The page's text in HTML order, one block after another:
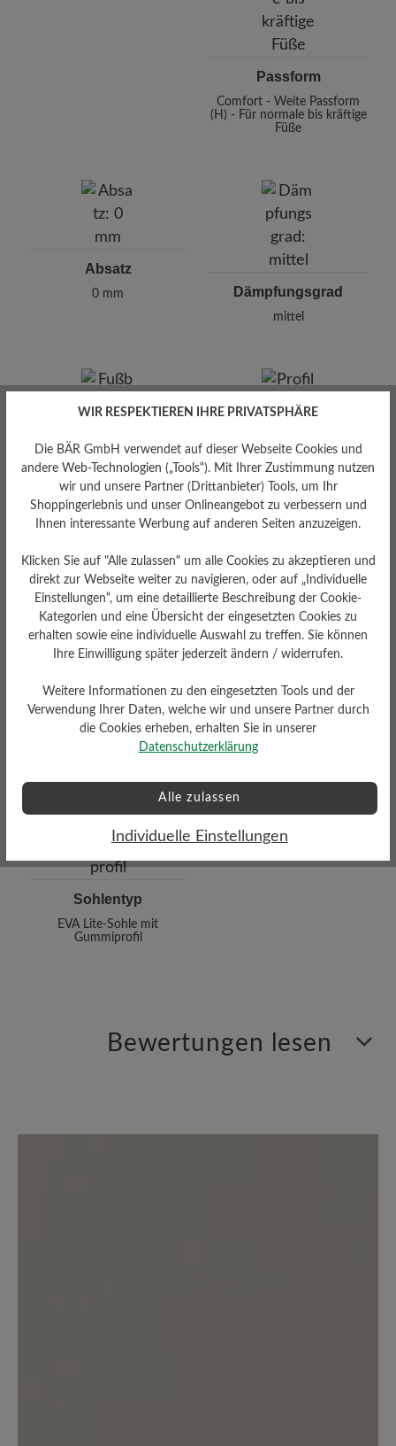
Passform
Comfort - Weite Passform
(H) - Für normale bis kräftige
Füße
Absatz
0 mm Dämpfungsgrad
mittel
Naturkautschuk-Fußbett
Profilierung
mittel
Sohlentyp
EVA Lite-Sohle mit
Gummiprofil
Bewertungen lesen
WIR RESPEKTIEREN IHRE PRIVATSPHÄRE
Die BÄR GmbH verwendet auf dieser Webseite Cookies und
andere Web-Technologien („Tools“). Mit Ihrer Zustimmung nutzen
wir und unsere Partner (Drittanbieter) Tools, um Ihr
Shoppingerlebnis und unser Onlineangebot zu verbessern und
Ihnen interessante Werbung auf anderen Seiten anzuzeigen.
Klicken Sie auf "Alle zulassen" um alle Cookies zu akzeptieren und
direkt zur Webseite weiter zu navigieren, oder auf „Individuelle
Einstellungen“, um eine detaillierte Beschreibung der Cookie-
Kategorien und eine Übersicht der eingesetzten Cookies zu
erhalten sowie eine individuelle Auswahl zu treffen. Sie können
Ihre Einwilligung später jederzeit ändern / widerrufen.
Weitere Informationen zu den eingesetzten Tools und der
Verwendung Ihrer Daten, welche wir und unsere Partner durch
die Cookies erheben, erhalten Sie in unserer
Datenschutzerklärung
Alle zulassen
Individuelle Einstellungen